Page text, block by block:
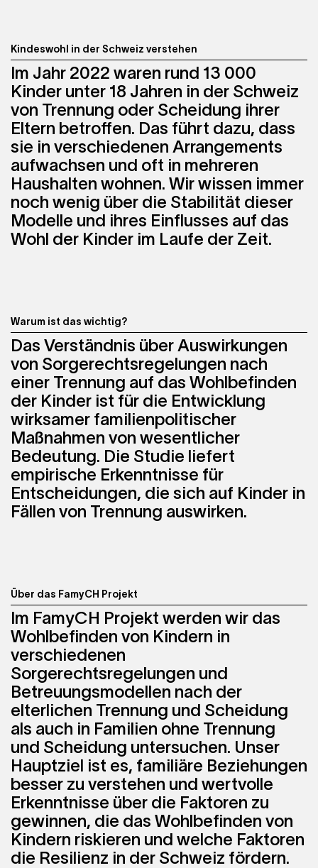
Kindeswohl in der Schweiz verstehen
Im Jahr 2022 waren rund 13 000
Kinder unter 18 Jahren in der Schweiz
von Trennung oder Scheidung ihrer
Eltern betroffen. Das führt dazu, dass
sie in verschiedenen Arrangements
aufwachsen und oft in mehreren
Haushalten wohnen. Wir wissen immer
noch wenig über die Stabilität dieser
Modelle und ihres Einflusses auf das
Wohl der Kinder im Laufe der Zeit.
Warum ist das wichtig?
Das Verständnis über Auswirkungen
von Sorgerechtsregelungen nach
einer Trennung auf das Wohlbefinden
der Kinder ist für die Entwicklung
wirksamer familienpolitischer
Maßnahmen von wesentlicher
Bedeutung. Die Studie liefert
empirische Erkenntnisse für
Entscheidungen, die sich auf Kinder in
Fällen von Trennung auswirken.
Über das FamyCH Projekt
Im FamyCH Projekt werden wir das
Wohlbefinden von Kindern in
verschiedenen
Sorgerechtsregelungen und
Betreuungsmodellen nach der
elterlichen Trennung und Scheidung
als auch in Familien ohne Trennung
und Scheidung untersuchen. Unser
Hauptziel ist es, familiäre Beziehungen
besser zu verstehen und wertvolle
Erkenntnisse über die Faktoren zu
gewinnen, die das Wohlbefinden von
Kindern riskieren und welche Faktoren
die Resilienz in der Schweiz fördern.